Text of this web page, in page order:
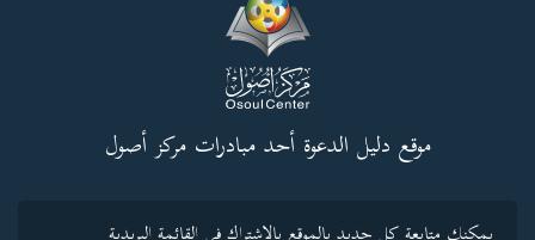
موقع دليل الدعوة أحد مبادرات مركز أصول